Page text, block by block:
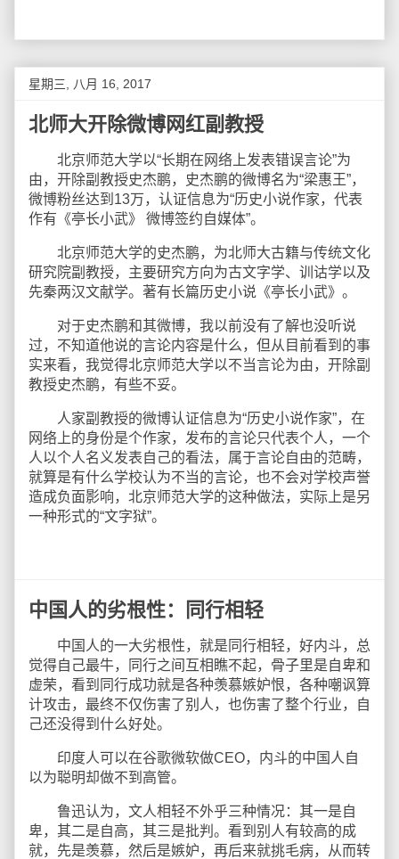
星期三, 八月 16, 2017
北师大开除微博网红副教授
北京师范大学以“长期在网络上发表错误言论”为
由，开除副教授史杰鹏，史杰鹏的微博名为“梁惠王”，
微博粉丝达到13万，认证信息为“历史小说作家，代表
作有《亭长小武》 微博签约自媒体”。
北京师范大学的史杰鹏，为北师大古籍与传统文化
研究院副教授，主要研究方向为古文字学、训诂学以及
先秦两汉文献学。著有长篇历史小说《亭长小武》。
对于史杰鹏和其微博，我以前没有了解也没听说
过，不知道他说的言论内容是什么，但从目前看到的事
实来看，我觉得北京师范大学以不当言论为由，开除副
教授史杰鹏，有些不妥。
人家副教授的微博认证信息为“历史小说作家”，在
网络上的身份是个作家，发布的言论只代表个人，一个
人以个人名义发表自己的看法，属于言论自由的范畴，
就算是有什么学校认为不当的言论，也不会对学校声誉
造成负面影响，北京师范大学的这种做法，实际上是另
一种形式的“文字狱”。
中国人的劣根性：同行相轻
中国人的一大劣根性，就是同行相轻，好内斗，总
觉得自己最牛，同行之间互相瞧不起，骨子里是自卑和
虚荣，看到同行成功就是各种羡慕嫉妒恨，各种嘲讽算
计攻击，最终不仅伤害了别人，也伤害了整个行业，自
己还没得到什么好处。
印度人可以在谷歌微软做CEO，内斗的中国人自
以为聪明却做不到高管。
鲁迅认为，文人相轻不外乎三种情况：其一是自
卑，其二是自高，其三是批判。看到别人有较高的成
就，先是羡慕，然后是嫉妒，再后来就挑毛病，从而转